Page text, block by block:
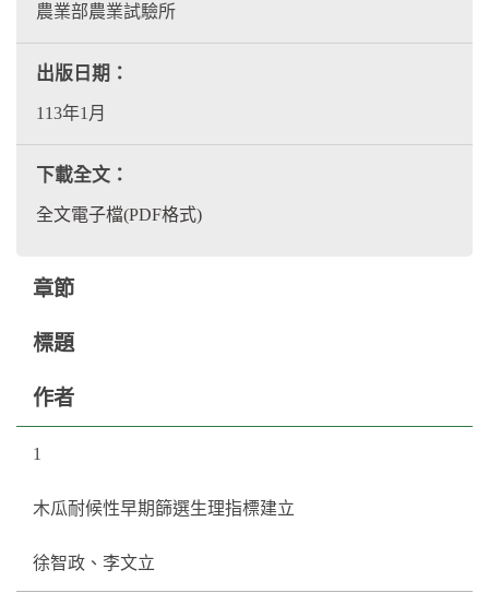
農業部農業試驗所
出版日期：
113年1月
下載全文：
全文電子檔(PDF格式)
章節
標題
作者
1
木瓜耐候性早期篩選生理指標建立
徐智政、李文立